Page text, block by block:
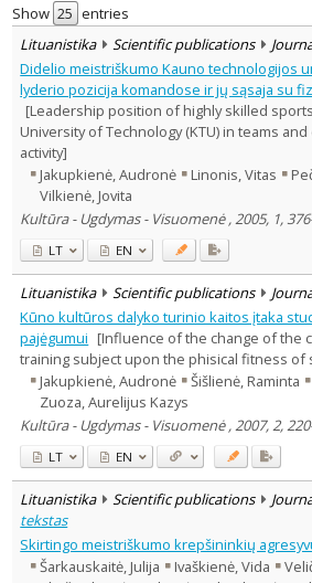
Document Type:
Journal articles 3
Subject area
Education 2
Psychology 1
Management 1
Text language
Country of publication
Historical periods
Lithuanian place names
Subject
Journal
Show
entries
Lituanistika
Scientific publications
Didelio meistriškumo Kauno technologijos
lyderio pozicija komandose ir jų sąsaja su
[Leadership position of highly skilled
University of Technology (KTU) in teams
activity]
Jakupkienė, Audronė
Linonis, Vitas
Vilkienė, Jovita
Kultūra - Ugdymas - Visuomenė , 2005, 1,
LT EN
Lituanistika Scientific publications
Kūno kultūros dalyko turinio kaitos įtaka
pajėgumui [Influence of the change of the
training subject upon the phisical fitness of
Jakupkienė, Audronė
Šišlienė, Raminta
Zuoza, Aurelijus Kazys
Kultūra - Ugdymas - Visuomenė , 2007, 2,
LT EN
Lituanistika Scientific publications
tekstas
Skirtingo meistriškumo krepšininkių
Šarkauskaitė, Julija
Ivaškienė, Vida